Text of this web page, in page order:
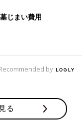
じまい費用
by
る